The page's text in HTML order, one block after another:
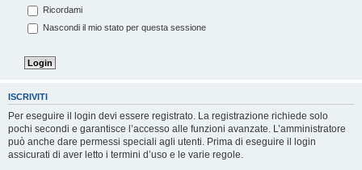
Ricordami
Nascondi il mio stato per questa sessione
ISCRIVITI
Per eseguire il login devi essere registrato. La registrazione richiede solo
pochi secondi e garantisce l’accesso alle funzioni avanzate. L’amministratore
può anche dare permessi speciali agli utenti. Prima di eseguire il login
assicurati di aver letto i termini d’uso e le varie regole.